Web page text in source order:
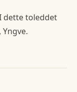
dette toleddet